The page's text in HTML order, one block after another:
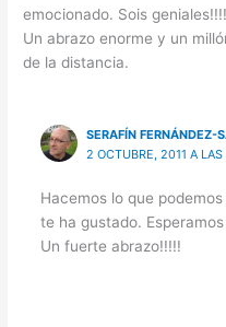
emocionado. Sois
Un abrazo enorme y un
de la distancia.
SERAFÍN FERNÁNDEZ-
2 OCTUBRE, 2011 A
Hacemos lo que
te ha gustado.
Un fuerte abrazo!!!!!